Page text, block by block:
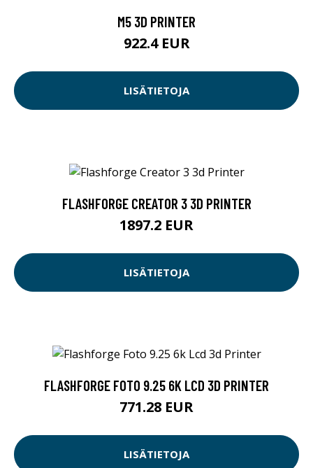
M5 3D PRINTER
922.4 EUR
LISÄTIETOJA
FLASHFORGE CREATOR 3 3D PRINTER
1897.2 EUR
LISÄTIETOJA
FLASHFORGE FOTO 9.25 6K LCD 3D PRINTER
771.28 EUR
LISÄTIETOJA